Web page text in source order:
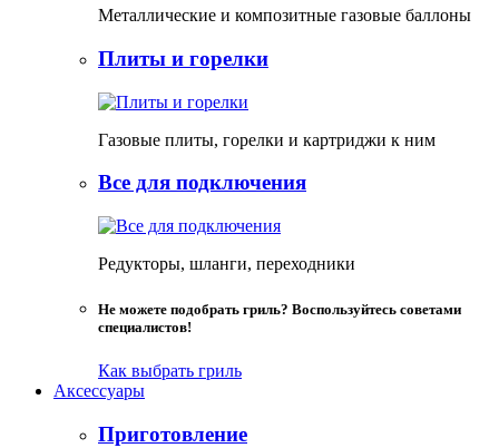
Металлические и композитные газовые баллоны
Плиты и горелки
Газовые плиты, горелки и картриджи к ним
Все для подключения
Редукторы, шланги, переходники
Не можете подобрать гриль? Воспользуйтесь советами
специалистов!
Как выбрать гриль
Аксессуары
Приготовление